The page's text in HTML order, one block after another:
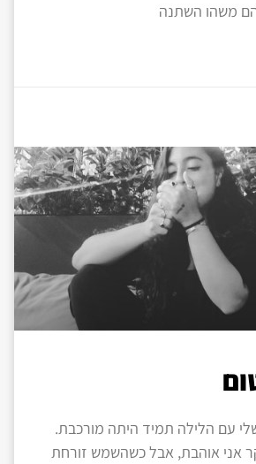
משהו השתנה
עם הלילה תמיד היתה מורכבת.
אני אוהבת, אבל כשהשמש זורחת